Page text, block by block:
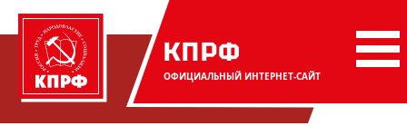
КПРФ
ОФИЦИАЛЬНЫЙ ИНТЕРНЕТ-САЙТ